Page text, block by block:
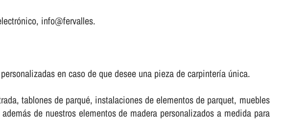
info@fervalles.
en caso de que desee una pieza de carpinterí­a única.
tablones de parqué, instalaciones de elementos de parquet, muebles
de nuestros elementos de madera personalizados a medida para